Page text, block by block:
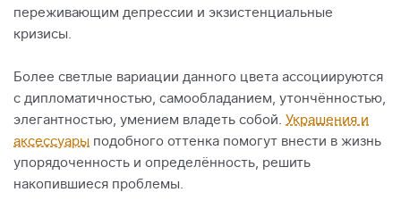
переживающим депрессии и экзистенциальные
кризисы.
Более светлые вариации данного цвета ассоциируются
с дипломатичностью, самообладанием, утончённостью,
элегантностью, умением владеть собой. Украшения и
аксессуары подобного оттенка помогут внести в жизнь
упорядоченность и определённость, решить
накопившиеся проблемы.